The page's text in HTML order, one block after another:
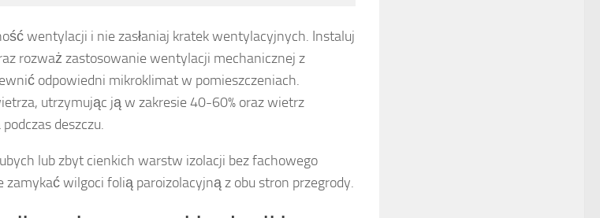
wentylacji i nie zasłaniaj kratek wentylacyjnych. Instaluj
rozważ zastosowanie wentylacji mechanicznej z
odpowiedni mikroklimat w pomieszczeniach.
utrzymując ją w zakresie 40-60% oraz wietrz
deszczu.
lub zbyt cienkich warstw izolacji bez fachowego
zamykać wilgoci folią paroizolacyjną z obu stron przegrody.